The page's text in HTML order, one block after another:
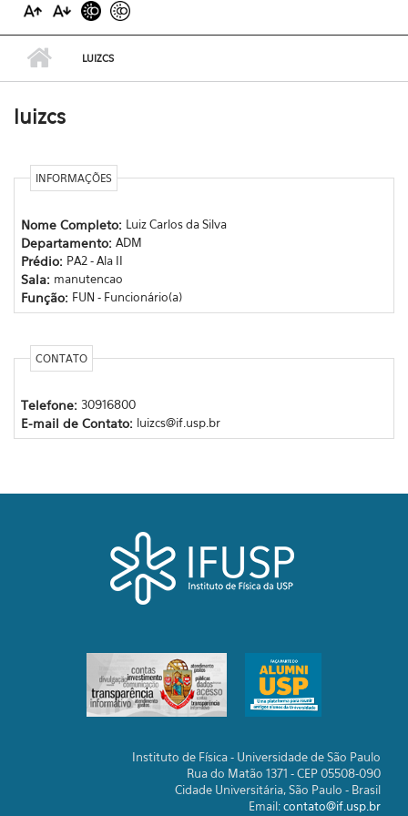
LUIZCS
luizcs
INFORMAÇÕES
Nome Completo: Luiz Carlos da Silva
Departamento: ADM
Prédio: PA2 - Ala II
Sala: manutencao
Função: FUN - Funcionário(a)
CONTATO
Telefone: 30916800
E-mail de Contato: luizcs@if.usp.br
Instituto de Física - Universidade de São Paulo
Rua do Matão 1371 - CEP 05508-090
Cidade Universitária, São Paulo - Brasil
Email:contato@if.usp.br